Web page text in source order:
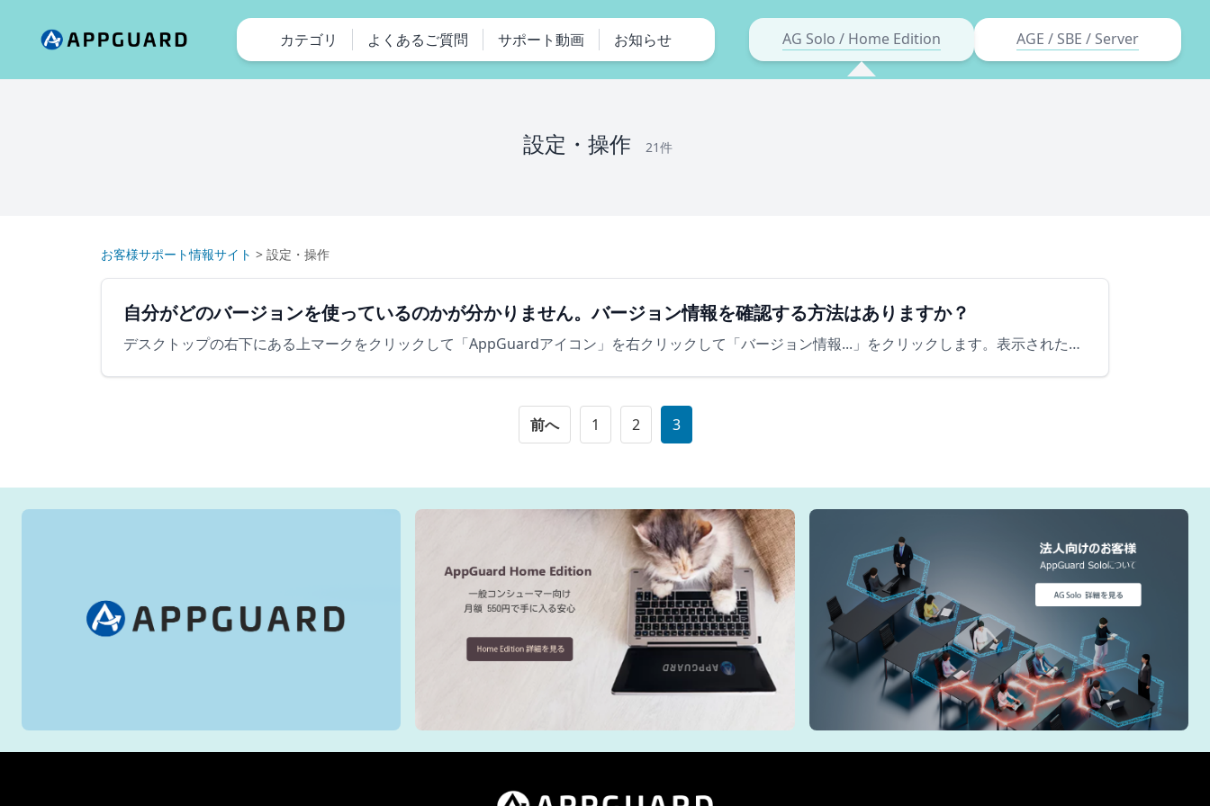
カテゴリ よくあるご質問 サポート動画 お知らせ AG Solo / Home Edition AGE / SBE / Server
設定・操作 21件
お客様サポート情報サイト > 設定・操作
自分がどのバージョンを使っているのかが分かりません。バージョン情報を確認する方法はありますか？
デスクトップの右下にある上マークをクリックして「AppGuardアイコン」を右クリックして「バージョン情報...」をクリックします。表示された画面のAppGuard下の「バージョン」を確認ください。
前へ 1 2 3